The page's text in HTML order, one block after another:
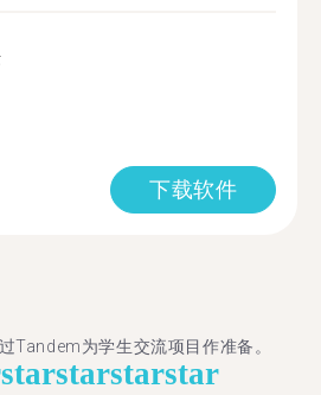
下载软件
Tandem为学生交流项目作准备。
starstarstarstar